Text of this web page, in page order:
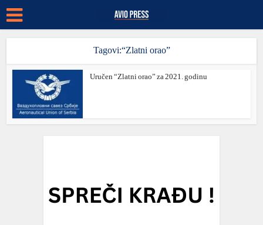
Tagovi:“Zlatni orao”
Uručen “Zlatni orao” za 2021. godinu